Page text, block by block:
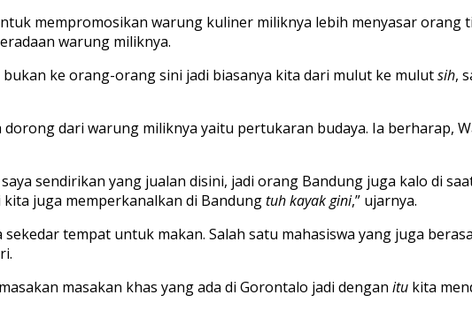
mempromosikan warung kuliner miliknya lebih menyasar
warung miliknya.
ke orang-orang sini jadi biasanya kita dari mulut ke mulutsih,
dari warung miliknya yaitu pertukaran budaya. Ia berharap,
sendirikan yang jualan disini, jadi orang Bandung juga kalo di
juga memperkanalkan di Bandungtuh kayak gini,” ujarnya.
tempat untuk makan. Salah satu mahasiswa yang juga
masakan khas yang ada di Gorontalo jadi dengan itu kita